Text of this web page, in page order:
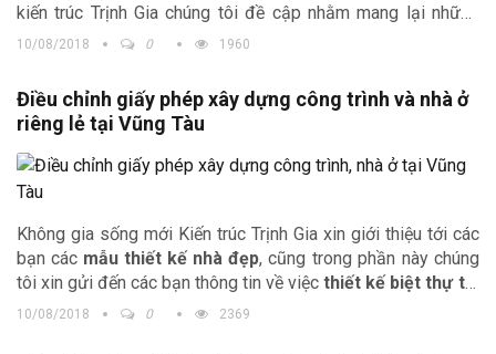
kiến trúc Trịnh Gia chúng tôi đề cập nhằm mang lại những
thông tin hữu ích nhất tới bạn đọc. Đồng thời chúng tôi cung
để quý độc giả tham khảo, lựa chọn.
10/08/2018 0 1960
Điều chỉnh giấy phép xây dựng công trình và nhà ở
riêng lẻ tại Vũng Tàu
Không gia sống mới Kiến trúc Trịnh Gia xin giới thiệu tới các
bạn các mẫu thiết kế nhà đẹp, cũng trong phần này chúng
tôi xin gửi đến các bạn thông tin về việc thiết kế biệt thựtại
Vũng Tàu
và thủ tục cấp phép xây dựng cấp phép xây dựng
10/08/2018 0 2369